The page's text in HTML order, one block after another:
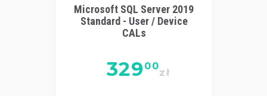
Microsoft SQL Server 2019
Standard - User / Device
CALs
329 00
zł